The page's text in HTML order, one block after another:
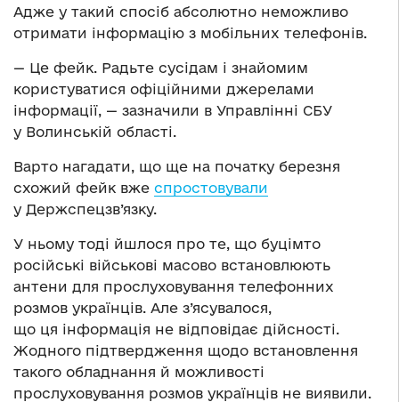
Адже у такий спосіб абсолютно неможливо
отримати інформацію з мобільних телефонів.
— Це фейк. Радьте сусідам і знайомим
користуватися офіційними джерелами
інформації, — зазначили в Управлінні СБУ
у Волинській області.
Варто нагадати, що ще на початку березня
схожий фейк вже спростовували
у Держспецзв’язку.
У ньому тоді йшлося про те, що буцімто
російські військові масово встановлюють
антени для прослуховування телефонних
розмов українців. Але з’ясувалося,
що ця інформація не відповідає дійсності.
Жодного підтвердження щодо встановлення
такого обладнання й можливості
прослуховування розмов українців не виявили.